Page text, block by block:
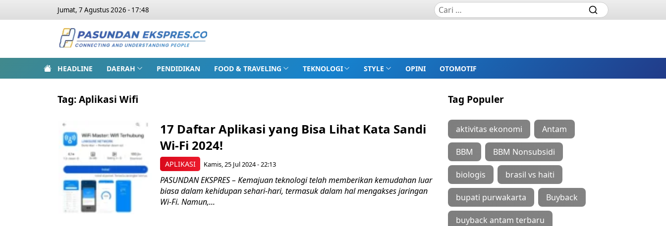
Jumat, 7 Agustus 2026 - 17:48
HEADLINE DAERAH PENDIDIKAN FOOD & TRAVELING TEKNOLOGI STYLE OPINI OTOMOTIF
Tag:Aplikasi Wifi
APLIKASI
17 Daftar Aplikasi yang Bisa Lihat Kata Sandi
Wi-Fi 2024!
Kamis, 25 Jul 2024 - 22:13
PASUNDAN EKSPRES – Kemajuan teknologi telah memberikan kemudahan luar
biasa dalam kehidupan sehari-hari, termasuk dalam hal mengakses jaringan
Wi-Fi. Namun,...
Tag Populer
aktivitas ekonomi Antam
BBM BBM Nonsubsidi
biologis brasil vs haiti
bupati purwakarta Buyback
buyback antam terbaru